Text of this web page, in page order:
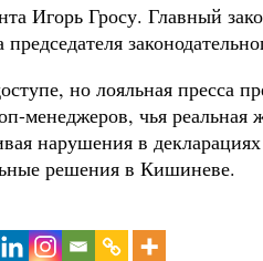
Игорь Гросу. Главный
но лояльная пресса
менеджеров, чья
нарушения в
решения в Кишиневе.